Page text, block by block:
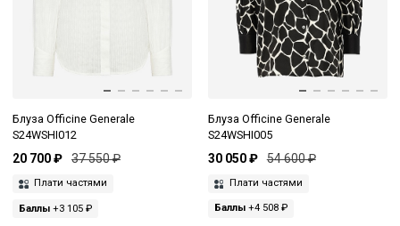
Блуза Officine Generale
S24WSHI012
20 700 ₽ 37 550 ₽
Плати частями
Баллы +3 105 ₽
Блуза Officine Generale
S24WSHI005
30 050 ₽ 54 600 ₽
Плати частями
Баллы+4 508 ₽